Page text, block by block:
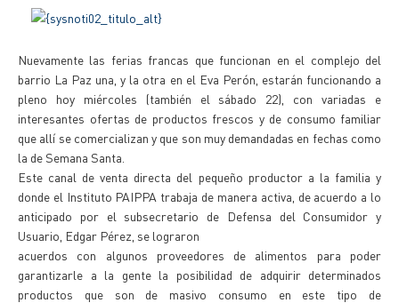
Nuevamente las ferias francas que funcionan en el complejo del
barrio La Paz una, y la otra en el Eva Perón, estarán funcionando a
pleno hoy miércoles (también el sábado 22), con variadas e
interesantes ofertas de productos frescos y de consumo familiar
que allí se comercializan y que son muy demandadas en fechas como
la de Semana Santa.
Este canal de venta directa del pequeño productor a la familia y
donde el Instituto PAIPPA trabaja de manera activa, de acuerdo a lo
anticipado por el subsecretario de Defensa del Consumidor y
Usuario, Edgar Pérez, se lograron
acuerdos con algunos proveedores de alimentos para poder
garantizarle a la gente la posibilidad de adquirir determinados
productos que son de masivo consumo en este tipo de